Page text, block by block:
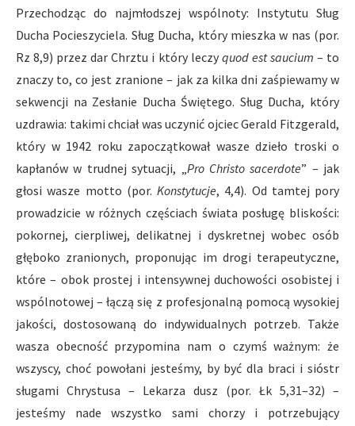
Przechodząc do najmłodszej wspólnoty: Instytutu Sług
Ducha Pocieszyciela. Sług Ducha, który mieszka w nas (por.
Rz 8,9) przez dar Chrztu i który leczy quod est saucium – to
znaczy to, co jest zranione – jak za kilka dni zaśpiewamy w
sekwencji na Zesłanie Ducha Świętego. Sług Ducha, który
uzdrawia: takimi chciał was uczynić ojciec Gerald Fitzgerald,
który w 1942 roku zapoczątkował wasze dzieło troski o
kapłanów w trudnej sytuacji, „Pro Christo sacerdote” – jak
głosi wasze motto (por. Konstytucje, 4,4). Od tamtej pory
prowadzicie w różnych częściach świata posługę bliskości:
pokornej, cierpliwej, delikatnej i dyskretnej wobec osób
głęboko zranionych, proponując im drogi terapeutyczne,
które – obok prostej i intensywnej duchowości osobistej i
wspólnotowej – łączą się z profesjonalną pomocą wysokiej
jakości, dostosowaną do indywidualnych potrzeb. Także
wasza obecność przypomina nam o czymś ważnym: że
wszyscy, choć powołani jesteśmy, by być dla braci i sióstr
sługami Chrystusa – Lekarza dusz (por. Łk 5,31–32) –
jesteśmy nade wszystko sami chorzy i potrzebujący